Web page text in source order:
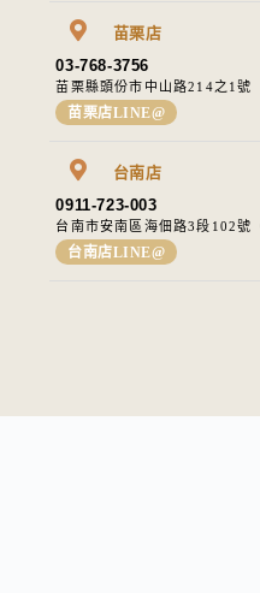
苗栗店
03-768-3756
苗栗縣頭份市中山路214之1號​
苗栗店LINE@
台南店
0911-723-003
台南市安南區海佃路3段102號
台南店LINE@